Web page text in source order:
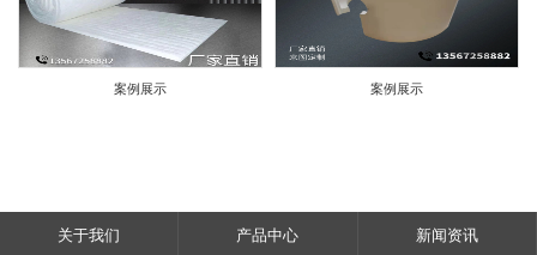
案例展示 案例展示
关于我们 产品中心 新闻资讯